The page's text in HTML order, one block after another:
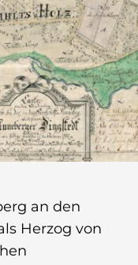
an den
Herzog von